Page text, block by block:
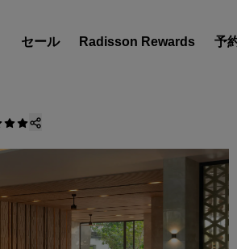
セール Radisson Rewards 予
リゾート
サービス付きアパートメント
エアポートホテル